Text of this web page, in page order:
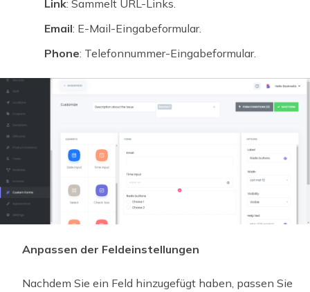
Link: Sammelt URL-Links.
Email: E-Mail-Eingabeformular.
Phone: Telefonnummer-Eingabeformular.
Anpassen der Feldeinstellungen
Nachdem Sie ein Feld hinzugefügt haben, passen Sie